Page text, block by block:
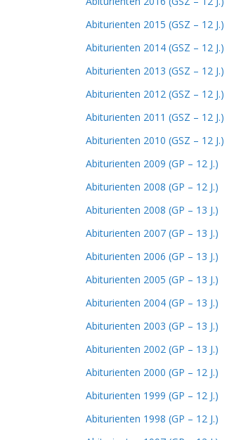
Abiturienten 2015 (GSZ – 12 J.)
Abiturienten 2014 (GSZ – 12 J.)
Abiturienten 2013 (GSZ – 12 J.)
Abiturienten 2012 (GSZ – 12 J.)
Abiturienten 2011 (GSZ – 12 J.)
Abiturienten 2010 (GSZ – 12 J.)
Abiturienten 2009 (GP – 12 J.)
Abiturienten 2008 (GP – 12 J.)
Abiturienten 2008 (GP – 13 J.)
Abiturienten 2007 (GP – 13 J.)
Abiturienten 2006 (GP – 13 J.)
Abiturienten 2005 (GP – 13 J.)
Abiturienten 2004 (GP – 13 J.)
Abiturienten 2003 (GP – 13 J.)
Abiturienten 2002 (GP – 13 J.)
Abiturienten 2000 (GP – 12 J.)
Abiturienten 1999 (GP – 12 J.)
Abiturienten 1998 (GP – 12 J.)